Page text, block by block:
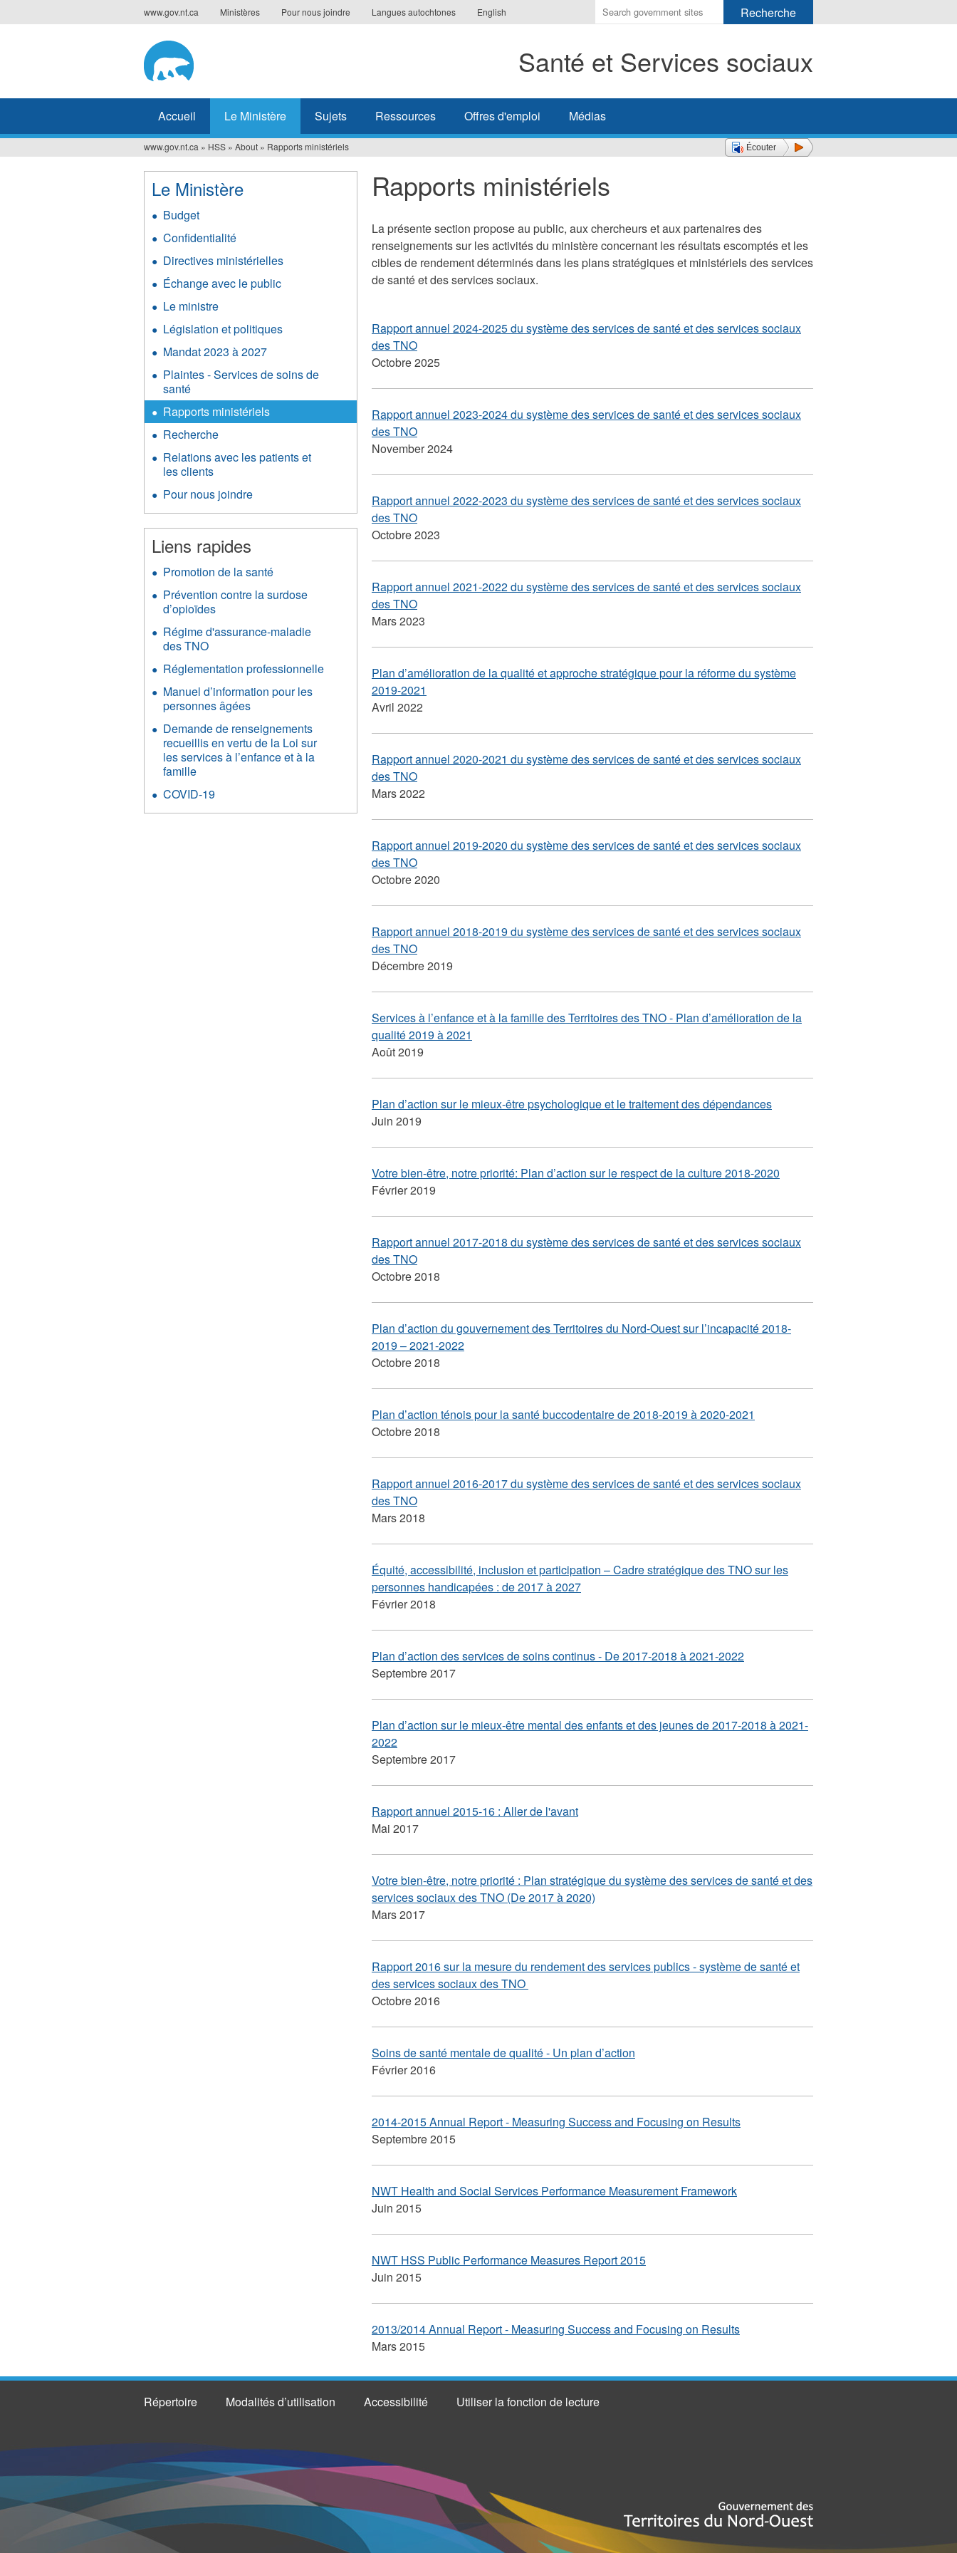
to
www.gov.nt.ca Ministères Pour nous joindre Langues autochtones English
Indiquer
les
à
rechercher
Santé et Services sociaux
Accueil Le Ministère Sujets Ressources Offres d'emploi Médias
Écouter
Vous
êtes
ici
www.gov.nt.ca » HSS » About » Rapports ministériels
Rapports ministériels
La présente section propose au public, aux chercheurs et aux partenaires des
renseignements sur les activités du ministère concernant les résultats escomptés et les
cibles de rendement déterminés dans les plans stratégiques et ministériels des services
de santé et des services sociaux.
Rapport annuel 2024-2025 du système des services de santé et des services sociaux
des TNO
Octobre 2025
Rapport annuel 2023-2024 du système des services de santé et des services sociaux
des TNO
November 2024
Rapport annuel 2022-2023 du système des services de santé et des services sociaux
des TNO
Octobre 2023
Rapport annuel 2021-2022 du système des services de santé et des services sociaux
des TNO
Mars 2023
Plan d’amélioration de la qualité et approche stratégique pour la réforme du système
2019-2021
Avril 2022
Rapport annuel 2020-2021 du système des services de santé et des services sociaux
des TNO
Mars 2022
Rapport annuel 2019-2020 du système des services de santé et des services sociaux
des TNO
Octobre 2020
Rapport annuel 2018-2019 du système des services de santé et des services sociaux
des TNO
Décembre 2019
Services à l’enfance et à la famille des Territoires des TNO - Plan d’amélioration de la
qualité 2019 à 2021
Août 2019
Plan d’action sur le mieux-être psychologique et le traitement des dépendances
Juin 2019
Votre bien-être, notre priorité: Plan d’action sur le respect de la culture 2018-2020
Février 2019
Rapport annuel 2017-2018 du système des services de santé et des services sociaux
des TNO
Octobre 2018
Plan d’action du gouvernement des Territoires du Nord-Ouest sur l’incapacité 2018-
2019 – 2021-2022
Octobre 2018
Plan d’action ténois pour la santé buccodentaire de 2018-2019 à 2020-2021
Octobre 2018
Rapport annuel 2016-2017 du système des services de santé et des services sociaux
des TNO
Mars 2018
Équité, accessibilité, inclusion et participation – Cadre stratégique des TNO sur les
personnes handicapées : de 2017 à 2027
Février 2018
Plan d’action des services de soins continus - De 2017-2018 à 2021-2022
Septembre 2017
Plan d’action sur le mieux-être mental des enfants et des jeunes de 2017-2018 à 2021-
2022
Septembre 2017
Rapport annuel 2015-16 : Aller de l'avant
Mai 2017
Votre bien-être, notre priorité : Plan stratégique du système des services de santé et des
services sociaux des TNO (De 2017 à 2020)
Mars 2017
Rapport 2016 sur la mesure du rendement des services publics - système de santé et
des services sociaux des TNO
Octobre 2016
Soins de santé mentale de qualité - Un plan d’action
Février 2016
2014-2015 Annual Report - Measuring Success and Focusing on Results
Septembre 2015
NWT Health and Social Services Performance Measurement Framework
Juin 2015
NWT HSS Public Performance Measures Report 2015
Juin 2015
2013/2014 Annual Report - Measuring Success and Focusing on Results
Mars 2015
Le Ministère
Budget
Confidentialité
Directives ministérielles
Échange avec le public
Le ministre
Législation et politiques
Mandat 2023 à 2027
Plaintes - Services de soins de
santé
Rapports ministériels
Recherche
Relations avec les patients et
les clients
Pour nous joindre
Liens rapides
Promotion de la santé
Prévention contre la surdose
d’opioïdes
Régime d'assurance-maladie
des TNO
Réglementation professionnelle
Manuel d’information pour les
personnes âgées
Demande de renseignements
recueillis en vertu de la Loi sur
les services à l’enfance et à la
famille
COVID-19
Répertoire Modalités d’utilisation Accessibilité Utiliser la fonction de lecture